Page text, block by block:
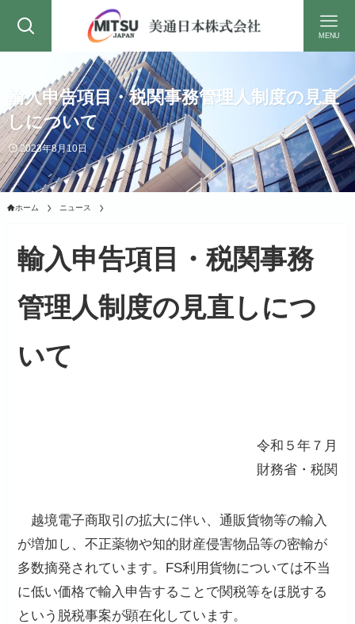
MENU
輸入申告項目・税関事務管理人制度の見直
しについて
2023年8月10日
ホーム ニュース
輸入申告項目・税関事務
管理人制度の見直しにつ
いて
令和５年７月
財務省・税関
越境電子商取引の拡大に伴い、通販貨物等の輸入
が増加し、不正薬物や知的財産侵害物品等の密輸が
多数摘発されています。FS利用貨物については不当
に低い価格で輸入申告することで関税等をほ脱する
という脱税事案が顕在化しています。